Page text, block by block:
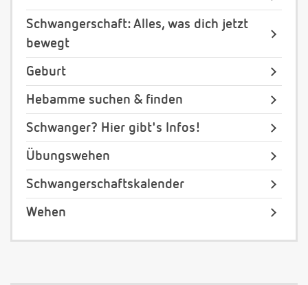
Schwangerschaft: Alles, was dich jetzt
bewegt
Geburt
Hebamme suchen & finden
Schwanger? Hier gibt's Infos!
Übungswehen
Schwangerschaftskalender
Wehen